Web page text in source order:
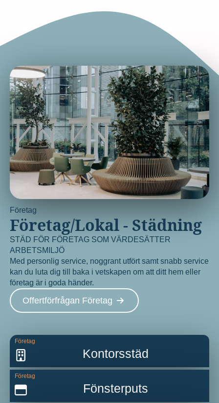
Företag
Företag/Lokal - Städning
STÄD FÖR FÖRETAG SOM VÄRDESÄTTER
ARBETSMILJÖ
Med personlig service, noggrant utfört samt snabb service
kan du luta dig till baka i vetskapen om att ditt hem eller
företag är i goda händer.
Offertförfrågan Företag
Företag
Kontorsstäd
Företag
Fönsterputs